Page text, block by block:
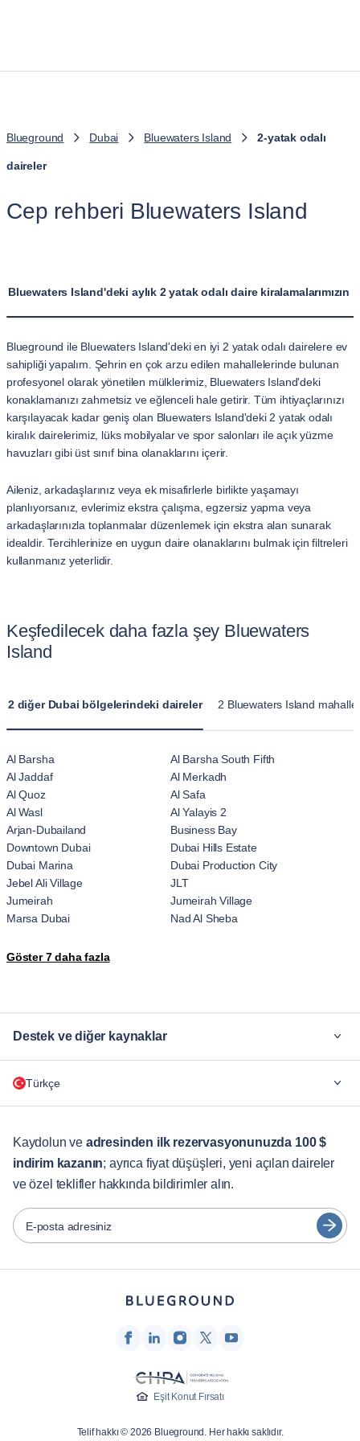
Blueground Dubai Bluewaters Island 2-yatak odalı
daireler
Cep rehberi Bluewaters Island
Bluewaters Island'deki aylık 2 yatak odalı daire
Blueground ile Bluewaters Island'deki en iyi 2 yatak odalı dairelere ev
sahipliği yapalım. Şehrin en çok arzu edilen mahallelerinde bulunan
profesyonel olarak yönetilen mülklerimiz, Bluewaters Island'deki
konaklamanızı zahmetsiz ve eğlenceli hale getirir. Tüm ihtiyaçlarınızı
karşılayacak kadar geniş olan Bluewaters Island'deki 2 yatak odalı
kiralık dairelerimiz, lüks mobilyalar ve spor salonları ile açık yüzme
havuzları gibi üst sınıf bina olanaklarını içerir.
Aileniz, arkadaşlarınız veya ek misafirlerle birlikte yaşamayı
planlıyorsanız, evlerimiz ekstra çalışma, egzersiz yapma veya
arkadaşlarınızla toplanmalar düzenlemek için ekstra alan sunarak
idealdir. Tercihlerinize en uygun daire olanaklarını bulmak için filtreleri
kullanmanız yeterlidir.
Keşfedilecek daha fazla şey Bluewaters
Island
2 diğer Dubai bölgelerindeki daireler 2 Bluewaters Island
Al Barsha
Al Barsha South Fifth
Al Jaddaf
Al Merkadh
Al Quoz
Al Safa
Al Wasl
Al Yalayis 2
Arjan-Dubailand
Business Bay
Downtown Dubai
Dubai Hills Estate
Dubai Marina
Dubai Production City
Jebel Ali Village
JLT
Jumeirah
Jumeirah Village
Marsa Dubai
Nad Al Sheba
Trade Center
Göster 7 daha fazla
Destek ve diğer kaynaklar
Şirketler için
Müşteri Hizmetleri
Şehir Rehberleri
Ortaklar
Mobilyalı kiralama operatörleri
Etkileyenler ve iştirakler
Türkçe
English
Português
Español
Kaydolun ve adresinden ilk rezervasyonunuzda 100 $
indirim kazanın; ayrıca fiyat düşüşleri, yeni açılan daireler
ve özel teklifler hakkında bildirimler alın.
E-posta adresiniz
Eşit Konut Fırsatı
Telif hakkı © 2026 Blueground. Her hakkı saklıdır.